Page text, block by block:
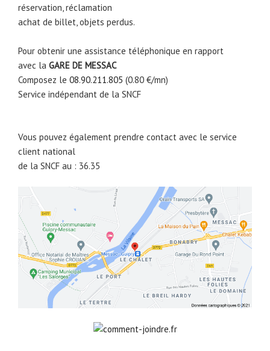
réservation, réclamation
achat de billet, objets perdus.
Pour obtenir une assistance téléphonique en rapport
avec la GARE DE MESSAC
Composez le 08.90.211.805 (0.80 €/mn)
Service indépendant de la SNCF
Vous pouvez également prendre contact avec le service
client national
de la SNCF au : 36.35